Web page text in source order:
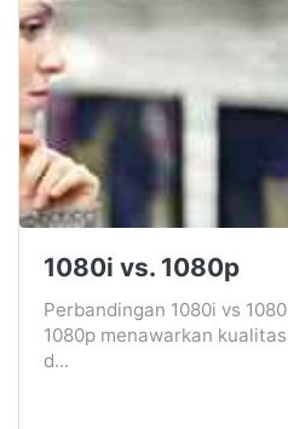
1080i vs. 1080p
Perbandingan 1080i vs
1080p menawarkan
d...